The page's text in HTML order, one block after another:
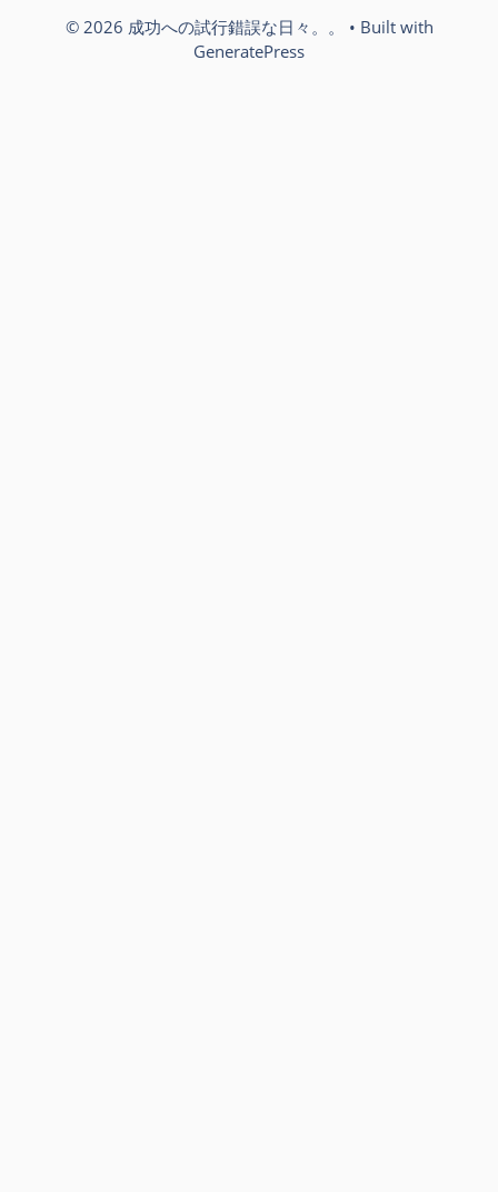
© 2026 成功への試行錯誤な日々。。
• Built with
GeneratePress